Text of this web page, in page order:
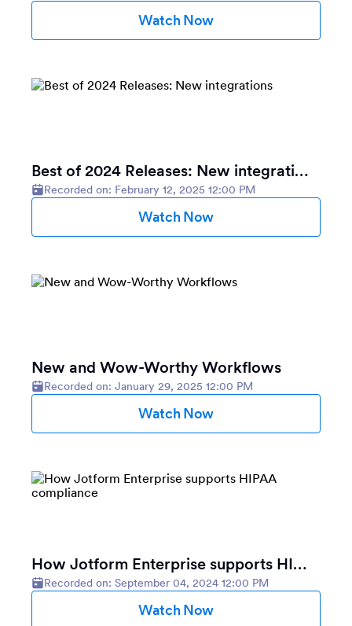
Watch Now
Best of 2024 Releases: New integrations
Recorded on: February 12, 2025 12:00 PM
Watch Now
New and Wow-Worthy Workflows
Recorded on: January 29, 2025 12:00 PM
Watch Now
How Jotform Enterprise supports HIPAA compliance
Recorded on: September 04, 2024 12:00 PM
Watch Now